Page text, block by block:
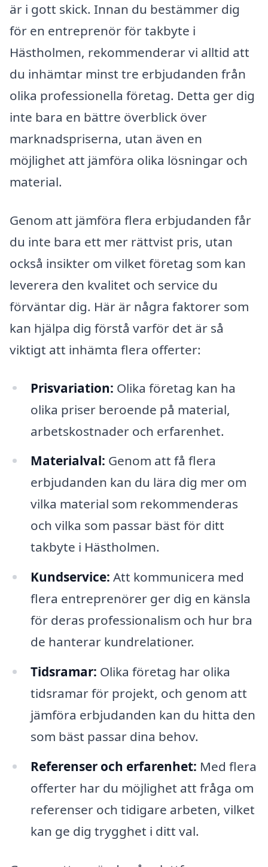
är i gott skick. Innan du bestämmer dig
för en entreprenör för takbyte i
Hästholmen, rekommenderar vi alltid att
du inhämtar minst tre erbjudanden från
olika professionella företag. Detta ger dig
inte bara en bättre överblick över
marknadspriserna, utan även en
möjlighet att jämföra olika lösningar och
material.
Genom att jämföra flera erbjudanden får
du inte bara ett mer rättvist pris, utan
också insikter om vilket företag som kan
leverera den kvalitet och service du
förväntar dig. Här är några faktorer som
kan hjälpa dig förstå varför det är så
viktigt att inhämta flera offerter:
Prisvariation: Olika företag kan ha
olika priser beroende på material,
arbetskostnader och erfarenhet.
Materialval: Genom att få flera
erbjudanden kan du lära dig mer om
vilka material som rekommenderas
och vilka som passar bäst för ditt
takbyte i Hästholmen.
Kundservice: Att kommunicera med
flera entreprenörer ger dig en känsla
för deras professionalism och hur bra
de hanterar kundrelationer.
Tidsramar: Olika företag har olika
tidsramar för projekt, och genom att
jämföra erbjudanden kan du hitta den
som bäst passar dina behov.
Referenser och erfarenhet: Med flera
offerter har du möjlighet att fråga om
referenser och tidigare arbeten, vilket
kan ge dig trygghet i ditt val.